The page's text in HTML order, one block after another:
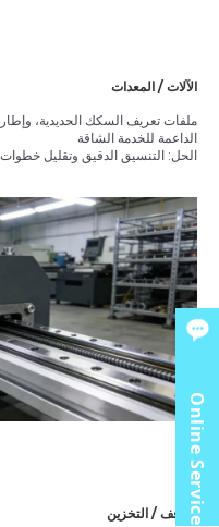
الآلات / المعدات
ملفات تعريف السكك الحديدية،
الداعمة للخدمة الشاقة
الحل: التنسيق الدقيق وتقليل خطوات
الأرفف / التخزينOnline Service